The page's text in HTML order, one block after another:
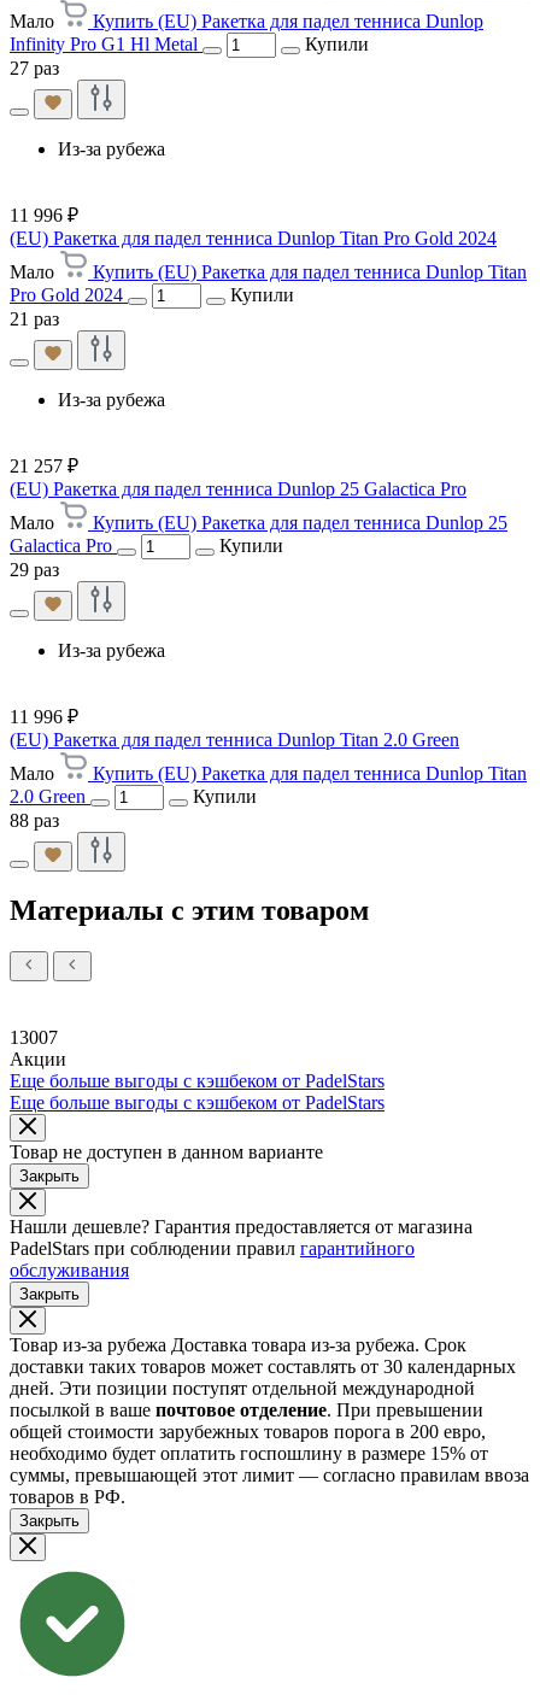
Мало
Купить (EU) Ракетка для падел тенниса Dunlop
Infinity Pro G1 Hl Metal
Купили
27 раз
Из-за рубежа
11 996 ₽
(EU) Ракетка для падел тенниса Dunlop Titan Pro Gold 2024
Мало
Купить (EU) Ракетка для падел тенниса Dunlop Titan
Pro Gold 2024
Купили
21 раз
Из-за рубежа
21 257 ₽
(EU) Ракетка для падел тенниса Dunlop 25 Galactica Pro
Мало
Купить (EU) Ракетка для падел тенниса Dunlop 25
Galactica Pro
Купили
29 раз
Из-за рубежа
11 996 ₽
(EU) Ракетка для падел тенниса Dunlop Titan 2.0 Green
Мало
Купить (EU) Ракетка для падел тенниса Dunlop Titan
2.0 Green
Купили
88 раз
Материалы с этим товаром
13007
Акции
Еще больше выгоды с кэшбеком от PadelStars
Еще больше выгоды с кэшбеком от PadelStars
Товар не доступен в данном варианте
Закрыть
Нашли дешевле? Гарантия предоставляется от магазина
PadelStars при соблюдении правил гарантийного
обслуживания
Закрыть
Товар из-за рубежа Доставка товара из-за рубежа. Срок
доставки таких товаров может составлять от 30 календарных
дней. Эти позиции поступят отдельной международной
посылкой в ваше почтовое отделение. При превышении
общей стоимости зарубежных товаров порога в 200 евро,
необходимо будет оплатить госпошлину в размере 15% от
суммы, превышающей этот лимит — согласно правилам ввоза
товаров в РФ.
Закрыть